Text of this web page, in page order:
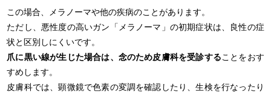
この場合、メラノーマや他の疾病のことがあります。
ただし、悪性度の高いガン「メラノーマ」の初期症状は、良性の症
状と区別しにくいです。
爪に黒い線が生じた場合は、念のため皮膚科を受診することをおす
すめします。
皮膚科では、顕微鏡で色素の変調を確認したり、生検を行なったり